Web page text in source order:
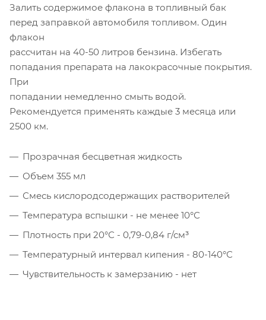
Залить содержимое флакона в топливный бак
перед заправкой автомобиля топливом. Один
флакон
рассчитан на 40-50 литров бензина. Избегать
попадания препарата на лакокрасочные покрытия.
При
попадании немедленно смыть водой.
Рекомендуется применять каждые 3 месяца или
2500 км.
Прозрачная бесцветная жидкость
Объем 355 мл
Смесь кислородсодержащих растворителей
Температура вспышки - не менее 10°С
Плотность при 20°С - 0,79-0,84 г/см³
Температурный интервал кипения - 80-140°С
Чувствительность к замерзанию - нет